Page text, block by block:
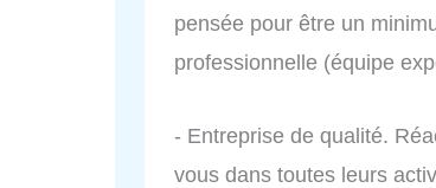
pensée pour être un
professionnelle (équipe
- Entreprise de qualité.
vous dans toutes leurs